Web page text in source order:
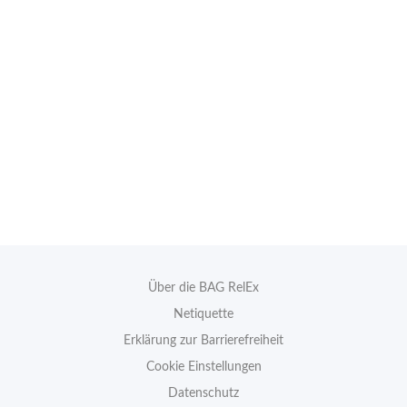
Über die BAG RelEx
Netiquette
Erklärung zur Barrierefreiheit
Cookie Einstellungen
Datenschutz